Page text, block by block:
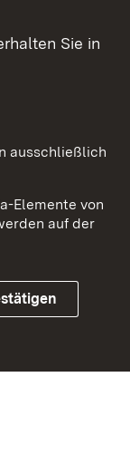
Sie in
ausschließlich
Elemente von
auf der